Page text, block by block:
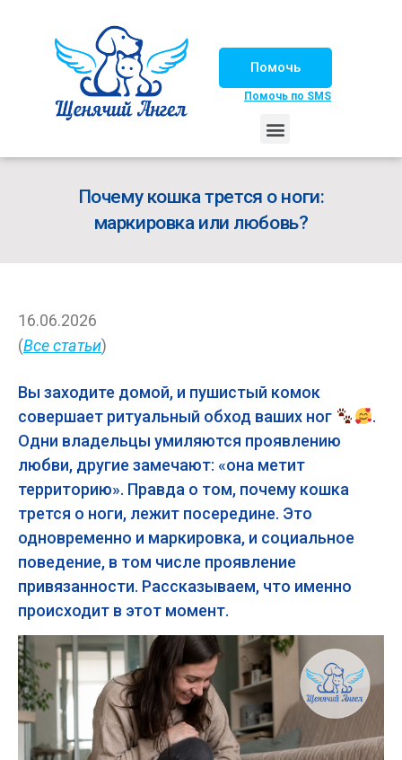
Помочь
Помочь по SMS
Почему кошка трется о ноги:
маркировка или любовь?
16.06.2026
(Все статьи)
Вы заходите домой, и пушистый комок
совершает ритуальный обход ваших ног
.
Одни владельцы умиляются проявлению
любви, другие замечают: «она метит
территорию». Правда о том, почему кошка
трется о ноги, лежит посередине. Это
одновременно и маркировка, и социальное
поведение, в том числе проявление
привязанности. Рассказываем, что именно
происходит в этот момент.